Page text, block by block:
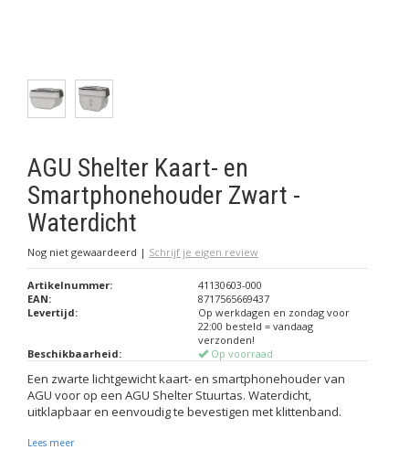
AGU Shelter Kaart- en
Smartphonehouder Zwart -
Waterdicht
Nog niet gewaardeerd | Schrijf je eigen review
Artikelnummer:
41130603-000
EAN:
8717565669437
Levertijd:
Op werkdagen en zondag voor
22:00 besteld = vandaag
verzonden!
Beschikbaarheid:
Op voorraad
Een zwarte lichtgewicht kaart- en smartphonehouder van
AGU voor op een AGU Shelter Stuurtas. Waterdicht,
uitklapbaar en eenvoudig te bevestigen met klittenband.
Lees meer